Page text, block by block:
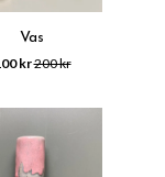
Vas
kr200 kr